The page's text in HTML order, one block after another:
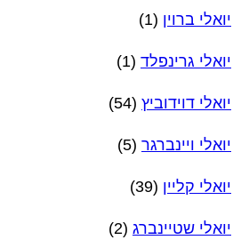
יואלי ברוין (1)
יואלי גרינפלד (1)
יואלי דוידוביץ (54)
יואלי ויינברגר (5)
יואלי קליין (39)
יואלי שטיינברג (2)